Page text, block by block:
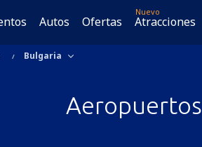
Autos Ofertas
Nuevo
Atracciones
Bulgaria
Aeropuertos